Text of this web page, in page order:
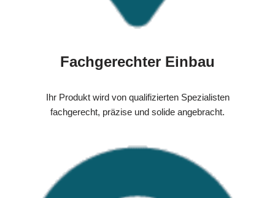
Fachgerechter Einbau
Ihr Produkt wird von qualifizierten Spezialisten
fachgerecht, präzise und solide angebracht.